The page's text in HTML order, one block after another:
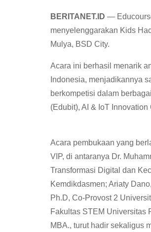
BERITANET.ID —
menyelenggarakan Kids
Mulya, BSD City.
Acara ini berhasil menarik
Indonesia, menjadikannya
berkompetisi dalam
(Edubit), AI & IoT
Acara pembukaan yang
VIP, di antaranya Dr.
Transformasi Digital dan
Kemdikdasmen; Ariaty
Ph.D, Co-Provost 2
Fakultas STEM Universitas
MBA., turut hadir sekaligus